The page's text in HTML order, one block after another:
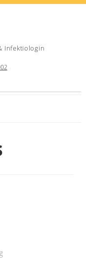
Infektiologin